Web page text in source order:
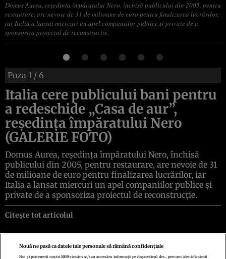
Domus Aurea, reşedinţa împăratului Nero, închisă publicului din 2005, pentru
restaurare, are nevoie de 31 de milioane de euro pentru finalizarea lucrărilor,
iar Italia a lansat miercuri un apel companiilor publice şi private de a
sponsoriza proiectul de reconstrucţie.
Poza 1 / 6
Italia cere publicului bani pentru
a redeschide „Casa de aur”,
reşedinţa împăratului Nero
(GALERIE FOTO)
Domus Aurea, reşedinţa împăratului Nero, închisă
publicului din 2005, pentru restaurare, are nevoie de 31
de milioane de euro pentru finalizarea lucrărilor, iar
Italia a lansat miercuri un apel companiilor publice şi
private de a sponsoriza proiectul de reconstrucţie.
Citește tot articolul
Nouă ne pasă ca datele tale personale să rămână confidențiale
Noi și partenerii noștri1019 stocăm și/sau accesăm informații pe dispozitivul dvs., precum identificatorii